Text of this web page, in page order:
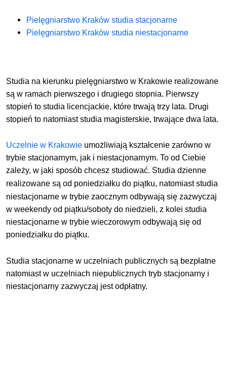
Pielęgniarstwo Kraków studia stacjonarne
Pielęgniarstwo Kraków studia niestacjonarne
Studia na kierunku pielęgniarstwo w Krakowie realizowane
są w ramach pierwszego i drugiego stopnia. Pierwszy
stopień to studia licencjackie, które trwają trzy lata. Drugi
stopień to natomiast studia magisterskie, trwające dwa lata.
Uczelnie w Krakowie umożliwiają kształcenie zarówno w
trybie stacjonarnym, jak i niestacjonarnym. To od Ciebie
zależy, w jaki sposób chcesz studiować. Studia dzienne
realizowane są od poniedziałku do piątku, natomiast studia
niestacjonarne w trybie zaocznym odbywają się zazwyczaj
w weekendy od piątku/soboty do niedzieli, z kolei studia
niestacjonarne w trybie wieczorowym odbywają się od
poniedziałku do piątku.
Studia stacjonarne w uczelniach publicznych są bezpłatne
natomiast w uczelniach niepublicznych tryb stacjonarny i
niestacjonarny zazwyczaj jest odpłatny.